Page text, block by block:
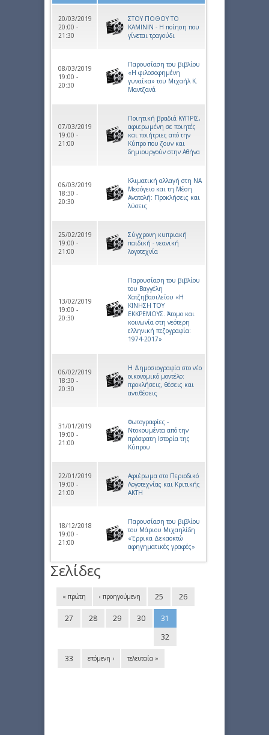
20/03/2019
20:00 -
21:30
ΣΤΟΥ ΠΟΘΟΥ ΤΟ
ΚΑΜΙΝΙΝ - Η ποίηση που
γίνεται τραγούδι
08/03/2019
19:00 -
20:30
Παρουσίαση του βιβλίου
«Η φιλοσοφημένη
γυναίκα» του Μιχαήλ Κ.
Μαντζανά
07/03/2019
19:00 -
21:00
Ποιητική βραδιά ΚΥΠΡΙΣ,
αφιερωμένη σε ποιητές
και ποιήτριες από την
Κύπρο που ζουν και
δημιουργούν στην Αθήνα
06/03/2019
18:30 -
20:30
Κλιματική αλλαγή στη ΝΑ
Μεσόγειο και τη Μέση
Ανατολή: Προκλήσεις και
λύσεις
25/02/2019
19:00 -
21:00
Σύγχρονη κυπριακή
παιδική - νεανική
λογοτεχνία
13/02/2019
19:00 -
20:30
Παρουσίαση του βιβλίου
του Βαγγέλη
Χατζηβασιλείου «Η
ΚΙΝΗΣΗ ΤΟΥ
ΕΚΚΡΕΜΟΥΣ. Άτομο και
κοινωνία στη νεότερη
ελληνική πεζογραφία:
1974-2017»
06/02/2019
18:30 -
20:30
Η Δημοσιογραφία στο νέο
οικονομικό μοντέλο:
προκλήσεις, θέσεις και
αντιθέσεις
31/01/2019
19:00 -
21:00
Φωτογραφίες -
Ντοκουμέντα από την
πρόσφατη Ιστορία της
Κύπρου
22/01/2019
19:00 -
21:00
Αφιέρωμα στο Περιοδικό
Λογοτεχνίας και Κριτικής
ΑΚΤΗ
18/12/2018
19:00 -
21:00
Παρουσίαση του βιβλίου
του Μάριου Μιχαηλίδη
«Έρρικα Δεκαοκτώ
αφηγηματικές γραφές»
Σελίδες
« πρώτη ‹ προηγούμενη 25 26
27 28 29 30
31
32
33 επόμενη › τελευταία »